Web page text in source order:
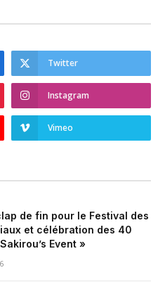
Twitter
Instagram
Vimeo
de fin pour le Festival des
et célébration des 40
Event »